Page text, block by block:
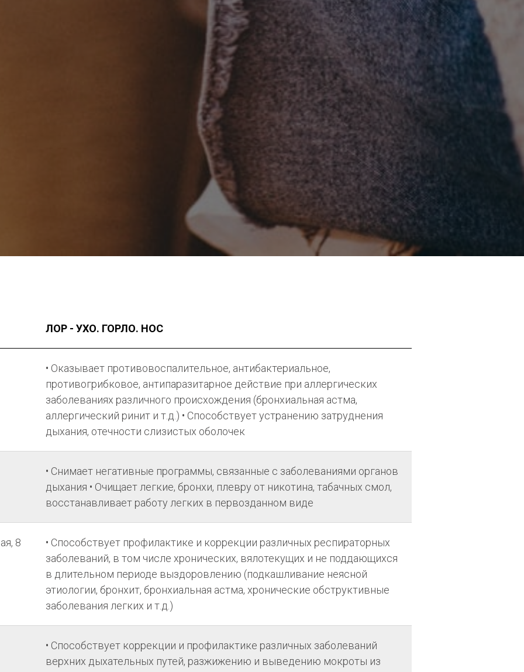
ЛОР - УХО. ГОРЛО. НОС
• Оказывает противовоспалительное, антибактериальное,
противогрибковое, антипаразитарное действие при аллергических
заболеваниях различного происхождения (бронхиальная астма,
аллергический ринит и т.д.) • Способствует устранению затруднения
дыхания, отечности слизистых оболочек
• Снимает негативные программы, связанные с заболеваниями органов
дыхания • Очищает легкие, бронхи, плевру от никотина, табачных смол,
восстанавливает работу легких в первозданном виде
8
• Способствует профилактике и коррекции различных респираторных
заболеваний, в том числе хронических, вялотекущих и не поддающихся
в длительном периоде выздоровлению (подкашливание неясной
этиологии, бронхит, бронхиальная астма, хронические обструктивные
заболевания легких и т.д.)
• Способствует коррекции и профилактике различных заболеваний
верхних дыхательных путей, разжижению и выведению мокроты из